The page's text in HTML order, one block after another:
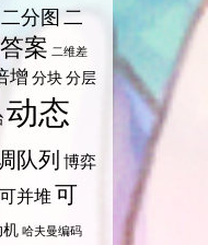
二分图 二
案 二维差
增 分块 分层
动态
队列 博弈
可并堆可
机 哈夫曼编码